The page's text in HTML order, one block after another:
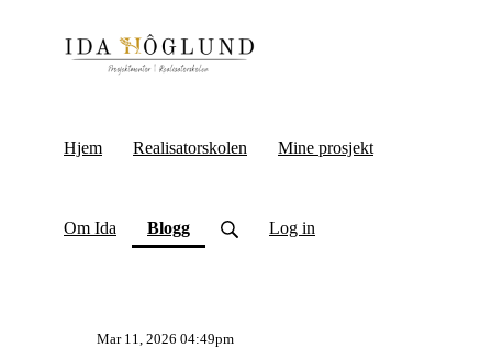
Hjem Realisatorskolen Mine prosjekt
Om Ida Blogg(current) Log in
Mar 11, 2026 04:49pm